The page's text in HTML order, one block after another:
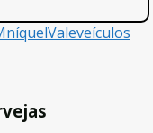
níquelValeveículos